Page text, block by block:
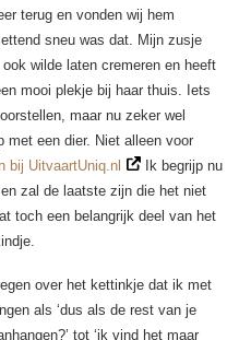
terug en vonden wij hem
sneu was dat. Mijn zusje
wilde laten cremeren en heeft
mooi plekje bij haar thuis. Iets
maar nu zeker wel
met een dier. Niet alleen voor
bij UitvaartUniq.nl
Ik begrijp nu
zal de laatste zijn die het niet
toch een belangrijk deel van het
over het kettinkje dat ik met
als ‘dus als de rest van je
tot ‘ik vind het maar